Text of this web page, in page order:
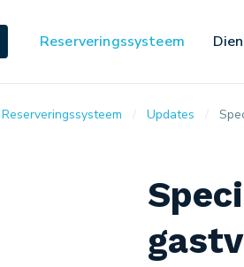
Reserveringssysteem
Reserveringssysteem Updates